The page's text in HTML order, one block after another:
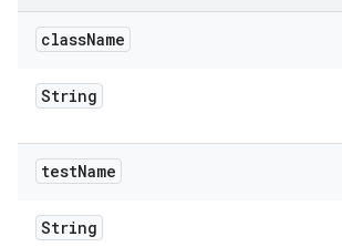
className
String
testName
String